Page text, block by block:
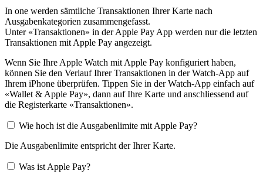
In one werden sämtliche Transaktionen Ihrer Karte nach
Ausgabenkategorien zusammengefasst.
Unter «Transaktionen» in der Apple Pay App werden nur die letzten
Transaktionen mit Apple Pay angezeigt.
Wenn Sie Ihre Apple Watch mit Apple Pay konfiguriert haben,
können Sie den Verlauf Ihrer Transaktionen in der Watch-App auf
Ihrem iPhone überprüfen. Tippen Sie in der Watch-App einfach auf
«Wallet & Apple Pay», dann auf Ihre Karte und anschliessend auf
die Registerkarte «Transaktionen».
Wie hoch ist die Ausgabenlimite mit Apple Pay?
Die Ausgabenlimite entspricht der Ihrer Karte.
Was ist Apple Pay?